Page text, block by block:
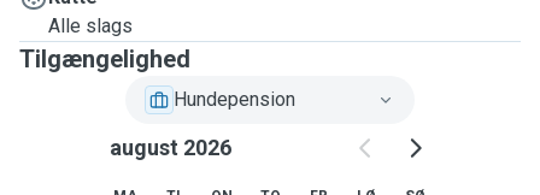
Alle slags
Tilgængelighed
Hundepension
august 2026